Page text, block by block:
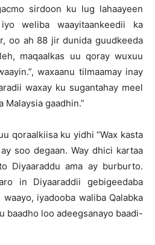
sirdoon ku lug lahaayeen
weliba waayitaankeedii ka
oo ah 88 jir dunida guudkeeda
maqaalkas uu qoray wuxuu
waxaanu tilmaamay inay
waxay ku sugantahay meel
Malaysia gaadhin.”
qoraalkiisa ku yidhi “Wax kasta
soo degaan. Way dhici kartaa
Diyaaraddu ama ay burburto.
in Diyaaraddii gebigeedaba
iyadooba waliba Qalabka
baadho loo adeegsanayo baadi-